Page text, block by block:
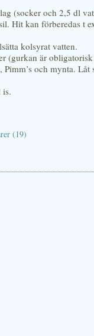
(socker och 2,5 dl
Hit kan förberedas t
kolsyrat vatten.
(gurkan är obligatorisk
och mynta.
is.
(19)